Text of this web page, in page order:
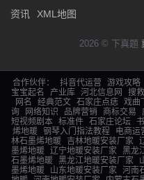
资讯 XML地图
2026 © 下真题
合作伙伴： 抖音代运营 游戏攻略
宝宝起名
产业库 河北信息网 搜
网名
经典范文 石家庄点痣 戏曲
询
网络知识 品牌营销 商标交易
短视频剧本 标准件 石家庄论坛
烯地暖 钢琴入门指法教程 电商运
林石墨烯地暖
吉林地暖安装厂家
墨烯地暖 辽宁地暖安装厂家 黑龙
石墨烯地暖 黑龙江地暖安装厂家
墨烯地暖
山东地暖安装厂家 河南